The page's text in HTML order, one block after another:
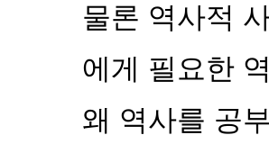
물론 역사적
에게 필요한
왜 역사를 공